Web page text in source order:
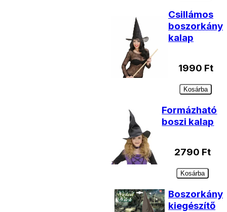
Csillámos
boszorkány
kalap
1990 Ft
Kosárba
Formázható
boszi kalap
2790 Ft
Kosárba
Boszorkány
kiegészítő